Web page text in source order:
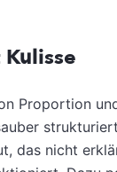
Proportion
das nicht